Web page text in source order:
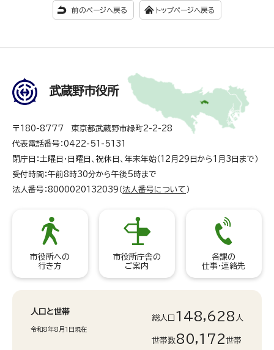
前のページへ戻る トップページへ戻る
武蔵野市役所
〒180-8777 東京都武蔵野市緑町2-2-28
代表電話番号：0422-51-5131
閉庁日：土曜日・日曜日、祝休日、年末年始（12月29日から1月3日まで）
受付時間：午前8時30分から午後5時まで
法人番号：8000020132039（ 法人番号について ）
市役所への
行き方
市役所庁舎の
ご案内
各課の
仕事・連絡先
人口と世帯
令和8年8月1日現在
総人口 148,628 人
世帯数80,172世帯